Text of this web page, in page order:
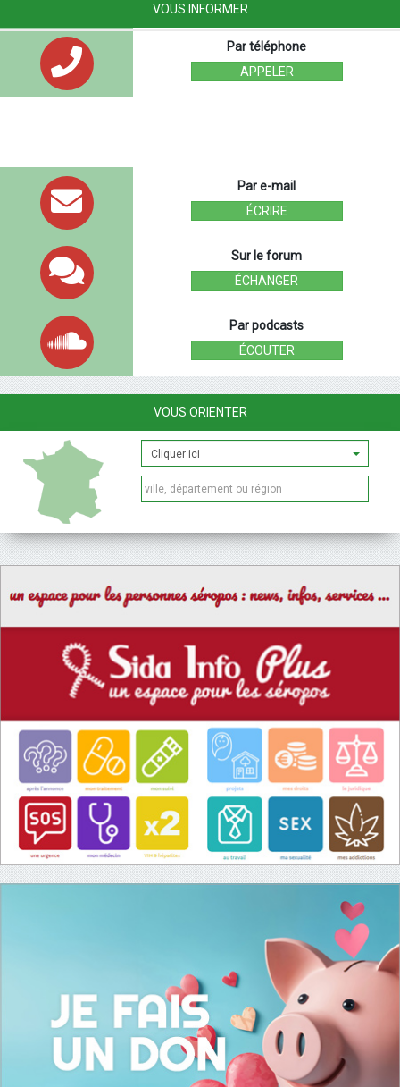
VOUS INFORMER
Par téléphone
APPELER
Par e-mail
ÉCRIRE
Sur le forum
ÉCHANGER
Par podcasts
ÉCOUTER
VOUS ORIENTER